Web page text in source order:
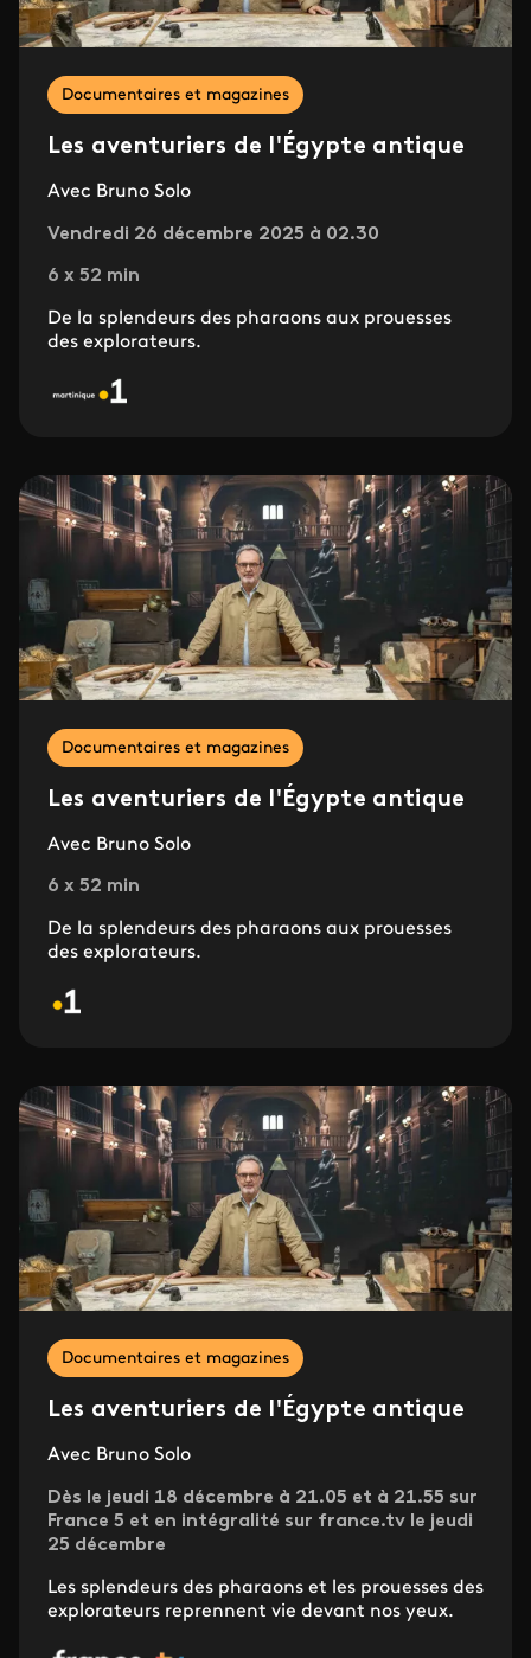
Documentaires et magazines
Les aventuriers de l'Égypte antique
Avec Bruno Solo
Vendredi 26 décembre 2025 à 02.30
6 x 52 min
De la splendeurs des pharaons aux prouesses
des explorateurs.
Documentaires et magazines
Les aventuriers de l'Égypte antique
Avec Bruno Solo
6 x 52 min
De la splendeurs des pharaons aux prouesses
des explorateurs.
Documentaires et magazines
Les aventuriers de l'Égypte antique
Avec Bruno Solo
Dès le jeudi 18 décembre à 21.05 et à 21.55 sur
France 5 et en intégralité sur france.tv le jeudi
25 décembre
Les splendeurs des pharaons et les prouesses des
explorateurs reprennent vie devant nos yeux.